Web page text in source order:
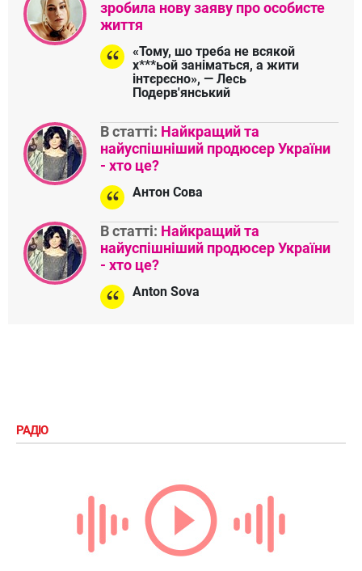
зробила нову заяву про особисте
життя
«Тому, шо треба не всякой
х***ьой заніматься, а жити
інтєрєсно», — Лесь
Подерв'янський
В статті: Найкращий та
найуспішніший продюсер України
- хто це?
Антон Сова
В статті: Найкращий та
найуспішніший продюсер України
- хто це?
Anton Sova
РАДІО